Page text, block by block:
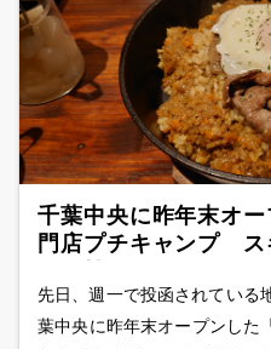
千葉中央に昨年末オ
門店プチキャンプ ス
先日、週一で投函されている
葉中央に昨年末オープンした